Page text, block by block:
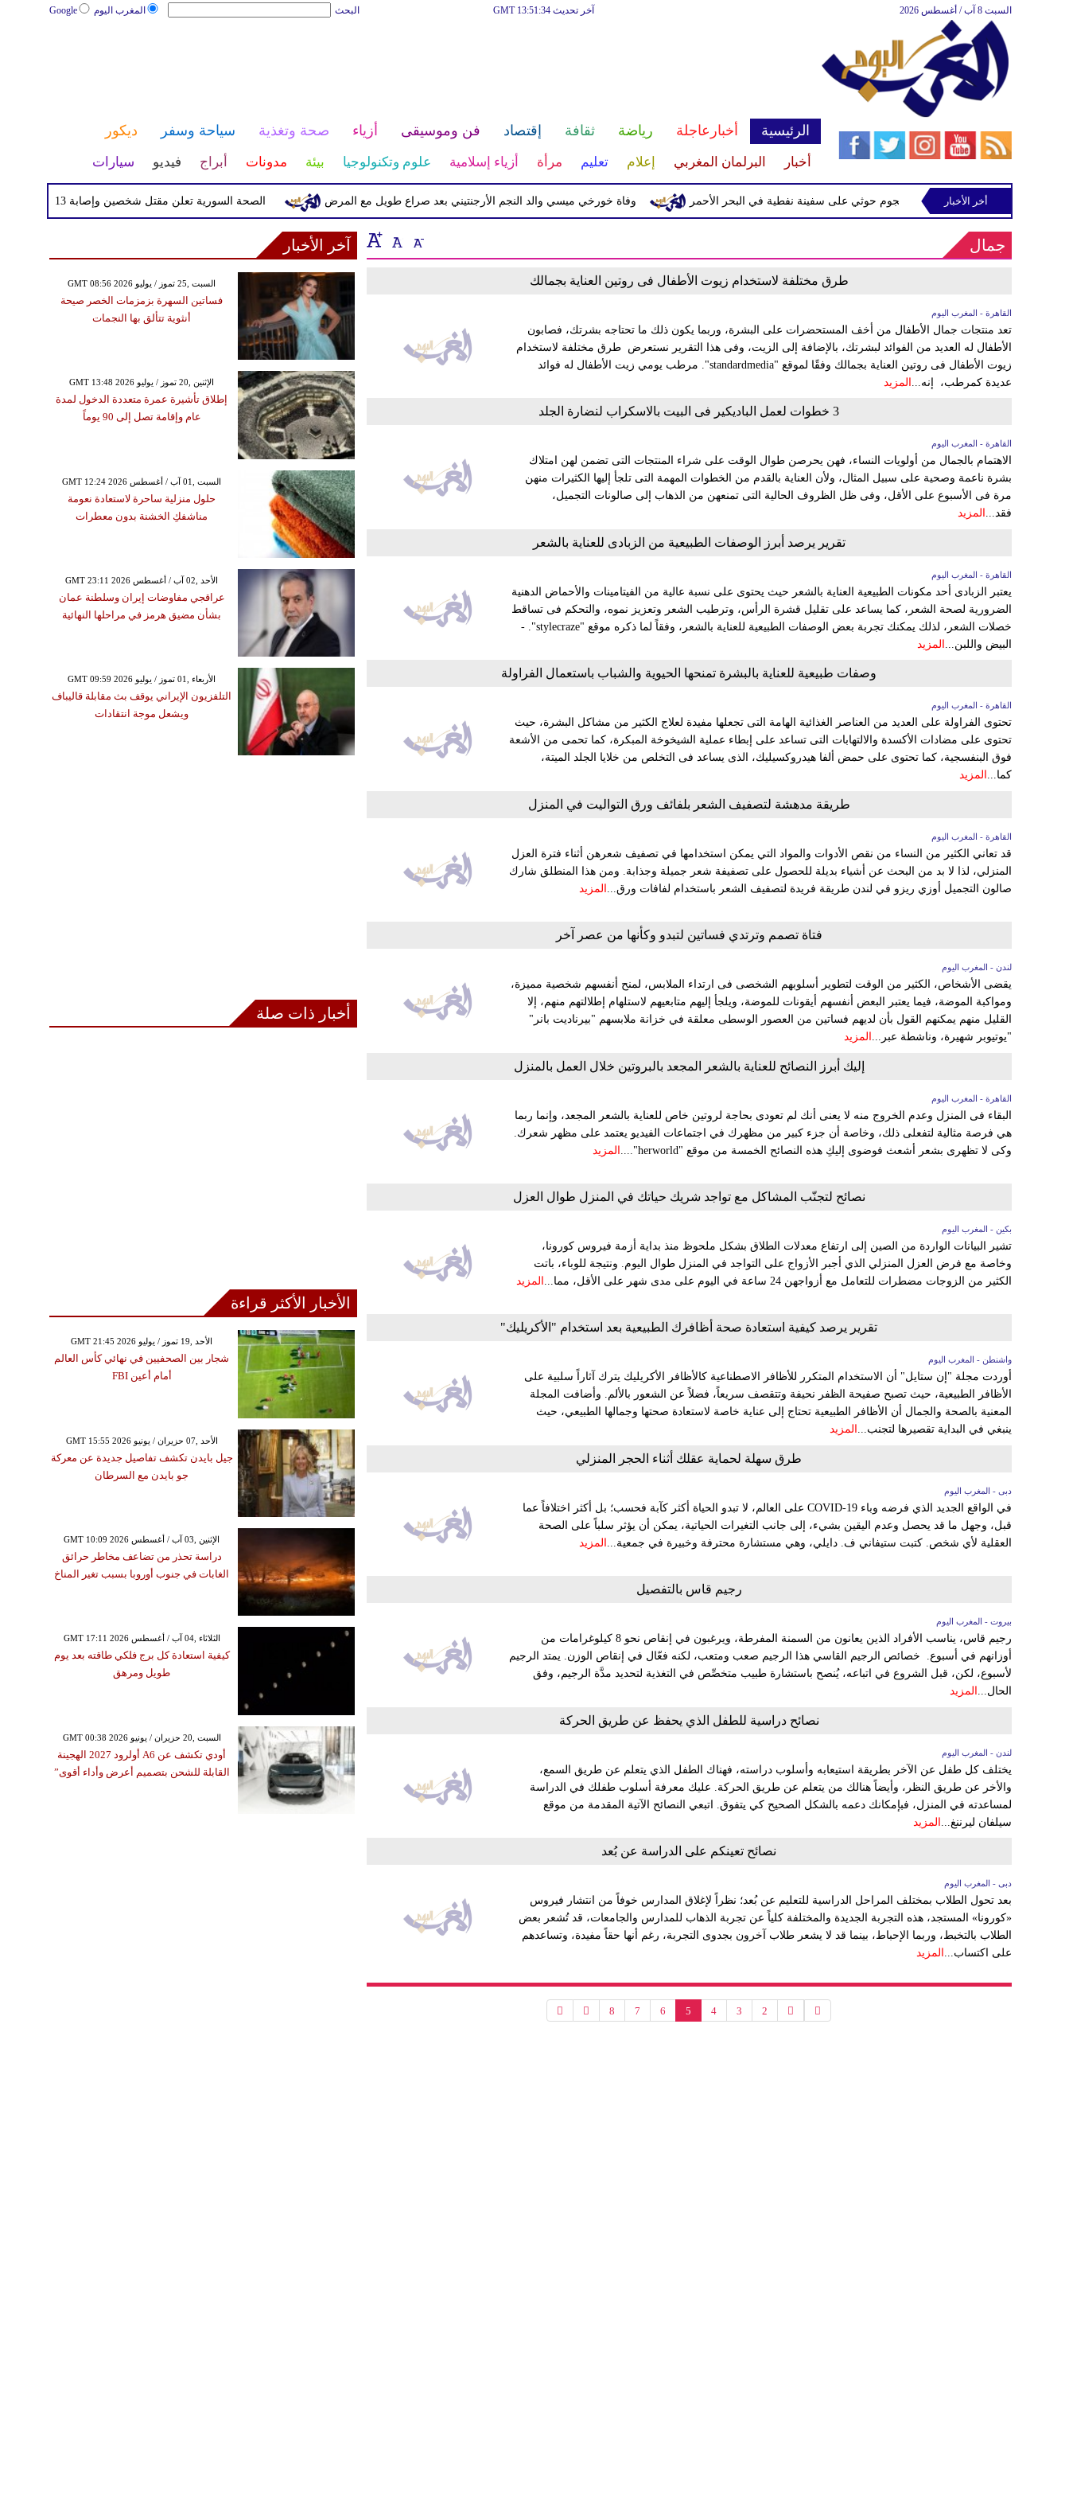
المغرب اليوم Google البحث آخر تحديث GMT 13:51:34 السبت 8 آب / أغسطس 2026
الرئيسية أخبارعاجلة رياضة ثقافة إقتصاد فن وموسيقى أزياء صحة وتغذية سياحة وسفر ديكور
أخبار البرلمان المغربي إعلام تعليم مرأة أزياء إسلامية علوم وتكنولوجيا بيئة مدونات أبراج فيديو سيارات
الصحة السورية تعلن مقتل شخصين وإصابة 13 بانفجار مركبة قرب دمشق وفاة خورخي ميسي والد النجم الأرجنتيني بعد صراع طويل مع المرض إحباط هجوم حوثي على سفينة نفطية في البحر الأحمرأخر الأخبار
جمال
طرق مختلفة لاستخدام زيوت الأطفال فى روتين العناية بجمالك
القاهرة - المغرب اليوم
تعد منتجات جمال الأطفال من أخف المستحضرات على البشرة، وربما يكون ذلك ما تحتاجه بشرتك، فصابون
الأطفال له العديد من الفوائد لبشرتك، بالإضافة إلى الزيت، وفى هذا التقرير نستعرض طرق مختلفة لاستخدام
زيوت الأطفال فى روتين العناية بجمالك وفقًا لموقع "standardmedia". مرطب يومي زيت الأطفال له فوائد
عديدة كمرطب، إنه... المزيد
3 خطوات لعمل الباديكير فى البيت بالاسكراب لنضارة الجلد
القاهرة - المغرب اليوم
الاهتمام بالجمال من أولويات النساء، فهن يحرصن طوال الوقت على شراء المنتجات التى تضمن لهن امتلاك
بشرة ناعمة وصحية على سبيل المثال، ولأن العناية بالقدم من الخطوات المهمة التى تلجأ إليها الكثيرات منهن
مرة فى الأسبوع على الأقل، وفى ظل الظروف الحالية التى تمنعهن من الذهاب إلى صالونات التجميل،
فقد... المزيد
تقرير يرصد أبرز الوصفات الطبيعية من الزبادى للعناية بالشعر
القاهرة - المغرب اليوم
يعتبر الزبادى أحد مكونات الطبيعية العناية بالشعر حيث يحتوى على نسبة عالية من الفيتامينات والأحماض الدهنية
الضرورية لصحة الشعر، كما يساعد على تقليل قشرة الرأس، وترطيب الشعر وتعزيز نموه، والتحكم فى تساقط
خصلات الشعر، لذلك يمكنك تجربة بعض الوصفات الطبيعية للعناية بالشعر، وفقاً لما ذكره موقع "stylecraze". -
البيض واللبن...
المزيد
وصفات طبيعية للعناية بالبشرة تمنحها الحيوية والشباب باستعمال الفراولة
القاهرة - المغرب اليوم
تحتوى الفراولة على العديد من العناصر الغذائية الهامة التى تجعلها مفيدة لعلاج الكثير من مشاكل البشرة، حيث
تحتوى على مضادات الأكسدة والالتهابات التى تساعد على إبطاء عملية الشيخوخة المبكرة، كما تحمى من الأشعة
فوق البنفسجية، كما تحتوى على حمض ألفا هيدروكسيليك، الذى يساعد فى التخلص من خلايا الجلد الميتة،
كما... المزيد
طريقة مدهشة لتصفيف الشعر بلفائف ورق التواليت في المنزل
القاهرة - المغرب اليوم
قد تعاني الكثير من النساء من نقص الأدوات والمواد التي يمكن استخدامها في تصفيف شعرهن أثناء فترة العزل
المنزلي، لذا لا بد من البحث عن أشياء بديلة للحصول على تصفيفة شعر جميلة وجذابة. ومن هذا المنطلق شارك
صالون التجميل أوزي ريزو في لندن طريقة فريدة لتصفيف الشعر باستخدام لفافات ورق... المزيد
فتاة تصمم وترتدي فساتين لتبدو وكأنها من عصر آخر
لندن - المغرب اليوم
يقضى الأشخاص، الكثير من الوقت لتطوير أسلوبهم الشخصى فى ارتداء الملابس، لمنح أنفسهم شخصية مميزة،
ومواكبة الموضة، فيما يعتبر البعض أنفسهم أيقونات للموضة، ويلجأ إليهم متابعيهم لاستلهام إطلالتهم منهم، إلا
القليل منهم يمكنهم القول بأن لديهم فساتين من العصور الوسطى معلقة في خزانة ملابسهم "بيرناديت بانر"
"يوتيوبر شهيرة، وناشطة عبر... المزيد
إليك أبرز النصائح للعناية بالشعر المجعد بالبروتين خلال العمل بالمنزل
القاهرة - المغرب اليوم
البقاء فى المنزل وعدم الخروج منه لا يعنى أنك لم تعودى بحاجة لروتين خاص للعناية بالشعر المجعد، وإنما ربما
هي فرصة مثالية لتفعلى ذلك، وخاصة أن جزء كبير من مظهرك في اجتماعات الفيديو يعتمد على مظهر شعرك.
وكى لا تظهرى بشعر أشعث فوضوى إليكِ هذه النصائح الخمسة من موقع "herworld"....
المزيد
نصائح لتجنّب المشاكل مع تواجد شريك حياتك في المنزل طوال العزل
بكين - المغرب اليوم
تشير البيانات الواردة من الصين إلى ارتفاع معدلات الطلاق بشكل ملحوظ منذ بداية أزمة فيروس كورونا،
وخاصة مع فرض العزل المنزلي الذي أجبر الأزواج على التواجد في المنزل طوال اليوم. ونتيجة للوباء، باتت
الكثير من الزوجات مضطرات للتعامل مع أزواجهن 24 ساعة في اليوم على مدى شهر على الأقل، مما...
المزيد
تقرير يرصد كيفية استعادة صحة أظافرك الطبيعية بعد استخدام "الأكريليك"
واشنطن - المغرب اليوم
أوردت مجلة "إن ستايل" أن الاستخدام المتكرر للأظافر الاصطناعية كالأظافر الأكريليك يترك آثاراً سلبية على
الأظافر الطبيعية، حيث تصبح صفيحة الظفر نحيفة وتتقصف سريعاً، فضلاً عن الشعور بالألم. وأضافت المجلة
المعنية بالصحة والجمال أن الأظافر الطبيعية تحتاج إلى عناية خاصة لاستعادة صحتها وجمالها الطبيعي، حيث
ينبغي في البداية تقصيرها لتجنب... المزيد
طرق سهلة لحماية عقلك أثناء الحجر المنزلي
دبى - المغرب اليوم
في الواقع الجديد الذي فرضه وباء COVID-19 على العالم، لا تبدو الحياة أكثر كآبة فحسب؛ بل أكثر اختلافاً عما
قبل، وجهل ما قد يحصل وعدم اليقين بشيء، إلى جانب التغيرات الحياتية، يمكن أن يؤثر سلباً على الصحة
العقلية لأي شخص. كتبت ستيفاني ف. دايلي، وهي مستشارة محترفة وخبيرة في جمعية...
المزيد
رجيم قاس بالتفصيل
بيروت - المغرب اليوم
رجيم قاس، يناسب الأفراد الذين يعانون من السمنة المفرطة، ويرغبون في إنقاص نحو 8 كيلوغرامات من
أوزانهم في أسبوع. خصائص الرجيم القاسي هذا الرجيم صعب ومتعب، لكنه فعّال في إنقاص الوزن. يمتد الرجيم
لأسبوع، لكن، قبل الشروع في اتباعه، يُنصح باستشارة طبيب متخصِّص في التغذية لتحديد مدَّة الرجيم، وفق
الحال... المزيد
نصائح دراسية للطفل الذي يحفظ عن طريق الحركة
لندن - المغرب اليوم
يختلف كل طفل عن الآخر بطريقة استيعابه وأسلوب دراسته، فهناك الطفل الذي يتعلم عن طريق السمع،
والأخر عن طريق النظر، وأيضاً هنالك من يتعلم عن طريق الحركة. عليك معرفة أسلوب طفلك في الدراسة
لمساعدته في المنزل، فبإمكانك دعمه بالشكل الصحيح كي يتفوق. اتبعي النصائح الآتية المقدمة من موقع
سيلفان ليرننغ... المزيد
نصائح تعينكم على الدراسة عن بُعد
دبى - المغرب اليوم
بعد تحول الطلاب بمختلف المراحل الدراسية للتعليم عن بُعد؛ نظراً لإغلاق المدارس خوفاً من انتشار فيروس
«كورونا» المستجد، هذه التجربة الجديدة والمختلفة كلياً عن تجربة الذهاب للمدارس والجامعات، قد تُشعر بعض
الطلاب بالتخبط، وربما الإحباط، بينما قد لا يشعر طلاب آخرون بجدوى التجربة، رغم أنها حقاً مفيدة، وتساعدهم
على اكتساب... المزيد
2
3
4
5
6
7
8
آخر الأخبار
GMT 08:56 2026 السبت ,25 تموز / يوليو
فساتين السهرة بزمزمات الخصر صيحة
أنثوية تتألق بها النجمات
GMT 13:48 2026 الإثنين ,20 تموز / يوليو
إطلاق تأشيرة عمرة متعددة الدخول لمدة
عام وإقامة تصل إلى 90 يوماً
GMT 12:24 2026 السبت ,01 آب / أغسطس
حلول منزلية ساحرة لاستعادة نعومة
مناشفكِ الخشنة بدون معطرات
GMT 23:11 2026 الأحد ,02 آب / أغسطس
عراقجي مفاوضات إيران وسلطنة عمان
بشأن مضيق هرمز في مراحلها النهائية
GMT 09:59 2026 الأربعاء ,01 تموز / يوليو
التلفزيون الإيراني يوقف بث مقابلة قاليباف
ويشعل موجة انتقادات
أخبار ذات صلة
الأخبار الأكثر قراءة
GMT 21:45 2026 الأحد ,19 تموز / يوليو
شجار بين الصحفيين في نهائي كأس العالم
أمام أعين FBI
GMT 15:55 2026 الأحد ,07 حزيران / يونيو
جيل بايدن تكشف تفاصيل جديدة عن معركة
جو بايدن مع السرطان
GMT 10:09 2026 الإثنين ,03 آب / أغسطس
دراسة تحذر من تضاعف مخاطر حرائق
الغابات في جنوب أوروبا بسبب تغير المناخ
GMT 17:11 2026 الثلاثاء ,04 آب / أغسطس
كيفية استعادة كل برج فلكي طاقته بعد يوم
طويل ومرهق
GMT 00:38 2026 السبت ,20 حزيران / يونيو
أودي تكشف عن A6 أولرود 2027 الهجينة
القابلة للشحن بتصميم أعرض وأداء أقوى”